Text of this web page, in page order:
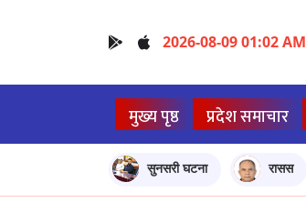
2026-08-09 01:02 AM
मुख्य पृष्ठ प्रदेश समाचार
सुनसरी घटना रासस